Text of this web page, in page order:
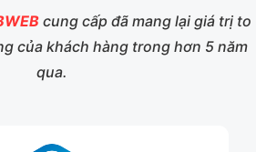
cung cấp đã mang lại giá trị to
của khách hàng trong hơn 5 năm
qua.